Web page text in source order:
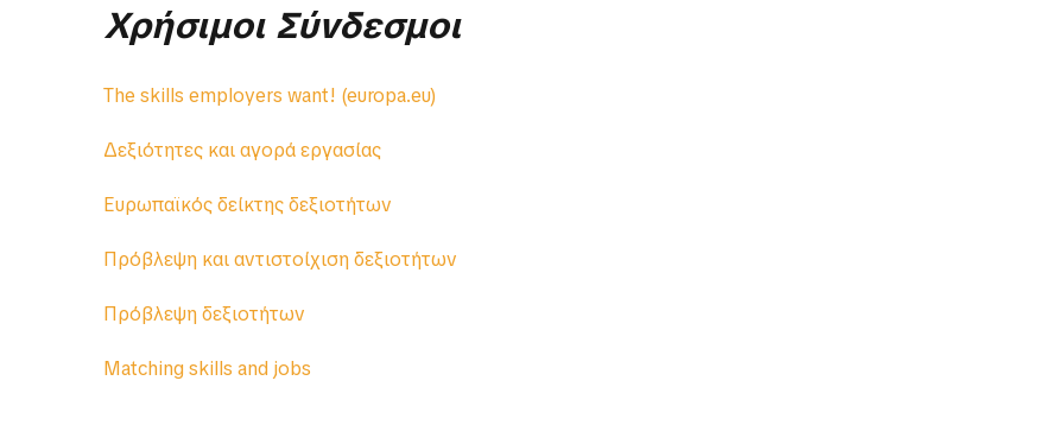
Χρήσιμοι Σύνδεσμοι
The skills employers want! (europa.eu)
Δεξιότητες και αγορά εργασίας
Ευρωπαϊκός δείκτης δεξιοτήτων
Πρόβλεψη και αντιστοίχιση δεξιοτήτων
Πρόβλεψη δεξιοτήτων
Μatching skills and jobs